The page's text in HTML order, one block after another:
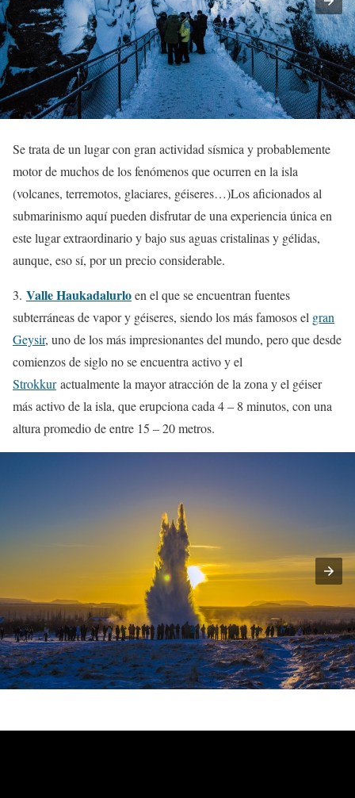
Se trata de un lugar con gran actividad sísmica y probablemente
motor de muchos de los fenómenos que ocurren en la isla
(volcanes, terremotos, glaciares, géiseres…)Los aficionados al
submarinismo aquí pueden disfrutar de una experiencia única en
este lugar extraordinario y bajo sus aguas cristalinas y gélidas,
aunque, eso sí, por un precio considerable.
3. Valle Haukadalurloen el que se encuentran fuentes
subterráneas de vapor y géiseres, siendo los más famosos el gran
Geysir, uno de los más impresionantes del mundo, pero que desde
comienzos de siglo no se encuentra activo y el
Strokkuractualmente la mayor atracción de la zona y el géiser
más activo de la isla, que erupciona cada 4 – 8 minutos, con una
altura promedio de entre 15 – 20 metros.